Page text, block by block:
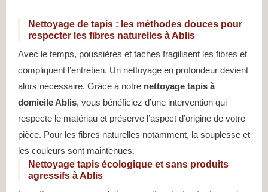
Nettoyage de tapis : les méthodes douces pour
respecter les fibres naturelles à Ablis
Avec le temps, poussières et taches fragilisent les fibres et
compliquent l’entretien. Un nettoyage en profondeur devient
alors nécessaire. Grâce à notre nettoyage tapis à
domicile Ablis, vous bénéficiez d’une intervention qui
respecte le matériau et préserve l’aspect d’origine de votre
pièce. Pour les fibres naturelles notamment, la souplesse et
les couleurs sont maintenues.
Nettoyage tapis écologique et sans produits
agressifs à Ablis